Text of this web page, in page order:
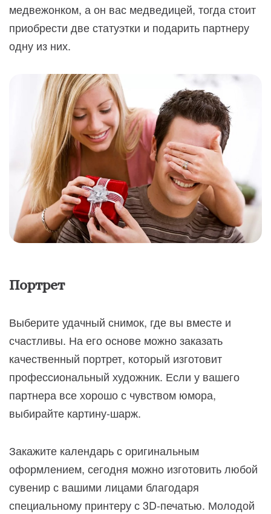
медвежонком, а он вас медведицей, тогда стоит
приобрести две статуэтки и подарить партнеру
одну из них.
Портрет
Выберите удачный снимок, где вы вместе и
счастливы. На его основе можно заказать
качественный портрет, который изготовит
профессиональный художник. Если у вашего
партнера все хорошо с чувством юмора,
выбирайте картину-шарж.
Закажите календарь с оригинальным
оформлением, сегодня можно изготовить любой
сувенир с вашими лицами благодаря
специальному принтеру с 3D-печатью. Молодой